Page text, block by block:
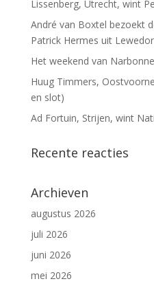
Lissenberg, Utrecht, wint
André van Boxtel bezoekt
Patrick Hermes uit
Het weekend van
Huug Timmers,
en slot)
Ad Fortuin, Strijen, wint
Recente reacties
Archieven
augustus 2026
juli 2026
juni 2026
mei 2026